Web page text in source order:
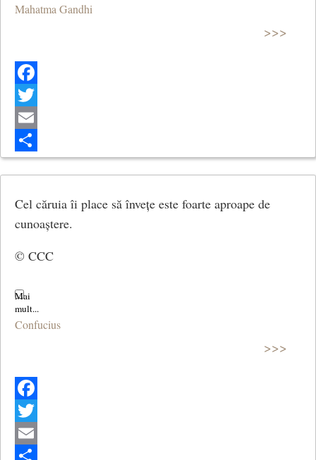
Mahatma Gandhi
>>>
Facebook
Twitter
Email
Share
Cel căruia îi place să învețe este foarte aproape de
cunoaștere.
© CCC
Confucius
>>>
Facebook
Twitter
Email